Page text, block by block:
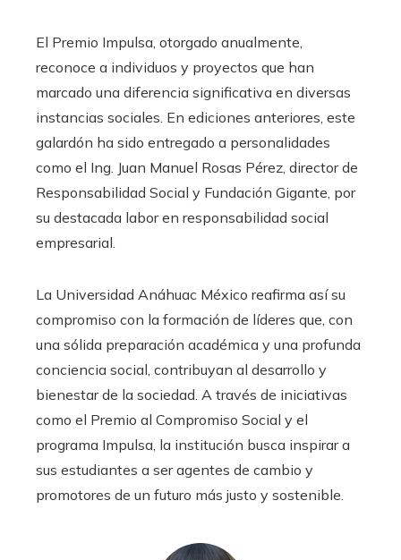
El Premio Impulsa, otorgado anualmente,
reconoce a individuos y proyectos que han
marcado una diferencia significativa en diversas
instancias sociales. En ediciones anteriores, este
galardón ha sido entregado a personalidades
como el Ing. Juan Manuel Rosas Pérez, director de
Responsabilidad Social y Fundación Gigante, por
su destacada labor en responsabilidad social
empresarial.​
La Universidad Anáhuac México reafirma así su
compromiso con la formación de líderes que, con
una sólida preparación académica y una profunda
conciencia social, contribuyan al desarrollo y
bienestar de la sociedad. A través de iniciativas
como el Premio al Compromiso Social y el
programa Impulsa, la institución busca inspirar a
sus estudiantes a ser agentes de cambio y
promotores de un futuro más justo y sostenible.